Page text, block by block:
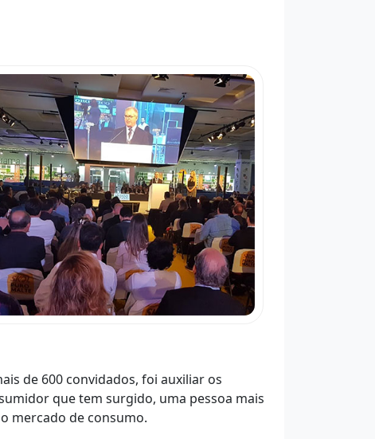
de 600 convidados, foi auxiliar os
que tem surgido, uma pessoa mais
mercado de consumo.